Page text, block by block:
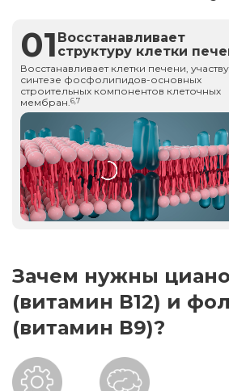
01 Восстанавливает
структуру клетки
Восстанавливает клетки печени,
синтезе фосфолипидов-основных
строительных компонентов клеточных
мембран.6,7
Зачем нужны
(витамин В12) и
(витамин В9)?